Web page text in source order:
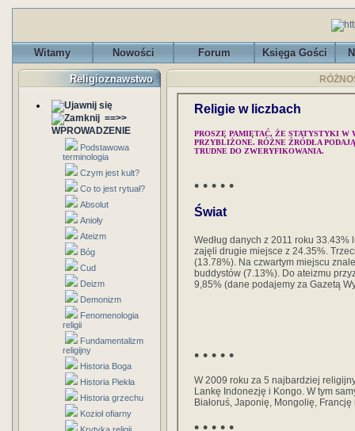
Witamy Nowości Forum Księga Gości
Religioznawstwo
==>>
WPROWADZENIE
Podstawowa
terminologia
Czym jest kult?
Co to jest rytuał?
Absolut
Anioły
Ateizm
Bóg
Cud
Deizm
Demonizm
Fenomenologia
religii
Fundamentalizm
religijny
Historia Boga
Historia Piekła
Historia grzechu
Kozioł ofiarny
Religie w liczbach
PROSZĘ PAMIĘTAĆ, ŻE STATYSTYKI W
PRZYBLIŻONE. RÓŻNE ŹRÓDŁA
TRUDNE DO ZWERYFIKOWANIA.
• • • • •
Świat
Według danych z 2011 roku
zajęli drugie miejsce z 24.35%.
(13.78%). Na czwartym miejscu
buddystów (7.13%). Do ateizmu
9,85% (dane podajemy za Gazetą
• • • • •
W 2009 roku za 5 najbardziej
Lankę Indonezję i Kongo. W tym
Białoruś, Japonię, Mongolię,
• • • • •